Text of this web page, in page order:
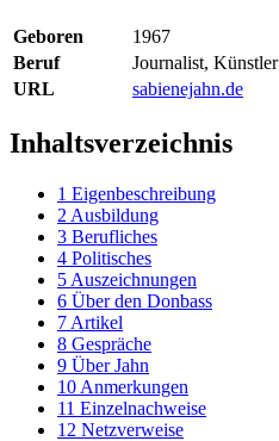
Geboren
1967
Beruf
Journalist, Künstler
URL
sabienejahn.de
Inhaltsverzeichnis
1 Eigenbeschreibung
2 Ausbildung
3 Berufliches
4 Politisches
5 Auszeichnungen
6 Über den Donbass
7 Artikel
8 Gespräche
9 Über Jahn
10 Anmerkungen
11 Einzelnachweise
12 Netzverweise